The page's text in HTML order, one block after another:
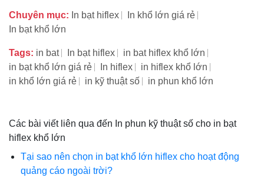
Chuyên mục: In bạt hiflex
In khổ lớn giá rẻ
In bạt khổ lớn
Tags: in bat In bạt hiflex
in bat hiflex khổ lớn
in bạt khổ lớn giá rẻ
In hiflex
in hiflex khổ lớn
in khổ lớn giá rẻ
in kỹ thuật số in phun khổ lớn
Các bài viết liên qua đến In phun kỹ thuật số cho in bạt
hiflex khổ lớn
Tại sao nên chọn in bạt khổ lớn hiflex cho hoạt động
quảng cáo ngoài trời?